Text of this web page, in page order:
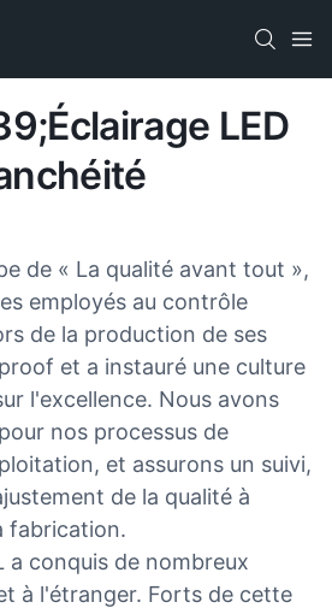
LED
de « La qualité avant tout »,
employés au contrôle
de la production de ses
et a instauré une culture
l'excellence. Nous avons
nos processus de
et assurons un suivi,
de la qualité à
fabrication.
a conquis de nombreux
à l'étranger. Forts de cette